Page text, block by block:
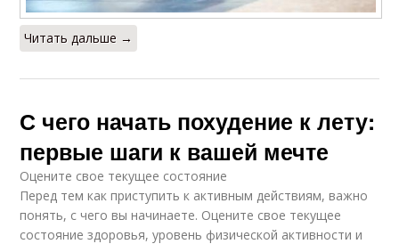
Читать дальше →
С чего начать похудение к лету:
первые шаги к вашей мечте
Оцените свое текущее состояние
Перед тем как приступить к активным действиям, важно
понять, с чего вы начинаете. Оцените свое текущее
состояние здоровья, уровень физической активности и